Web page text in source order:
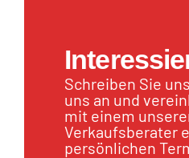
Schreiben Sie
uns an und
mit einem
Verkaufsberater
persönlichen